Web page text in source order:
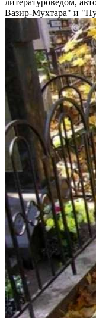
Вазир-Мухтара" и